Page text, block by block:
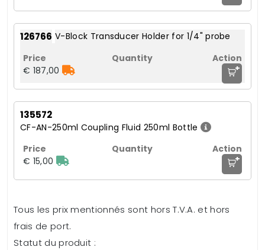
126766 V-Block Transducer Holder for 1/4" probe
€ 187,00 +
135572
CF-AN-250ml Coupling Fluid 250ml Bottle
€ 15,00 +
Tous les prix mentionnés sont hors T.V.A. et hors
frais de port.
Statut du produit :